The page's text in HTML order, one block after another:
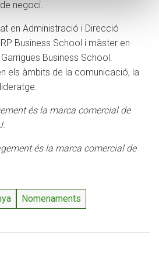
negoci.
en Administració i Direcció
Business School i màster en
Business School.
els àmbits de la comunicació, la
és la marca comercial de
és la marca comercial de
Nomenaments